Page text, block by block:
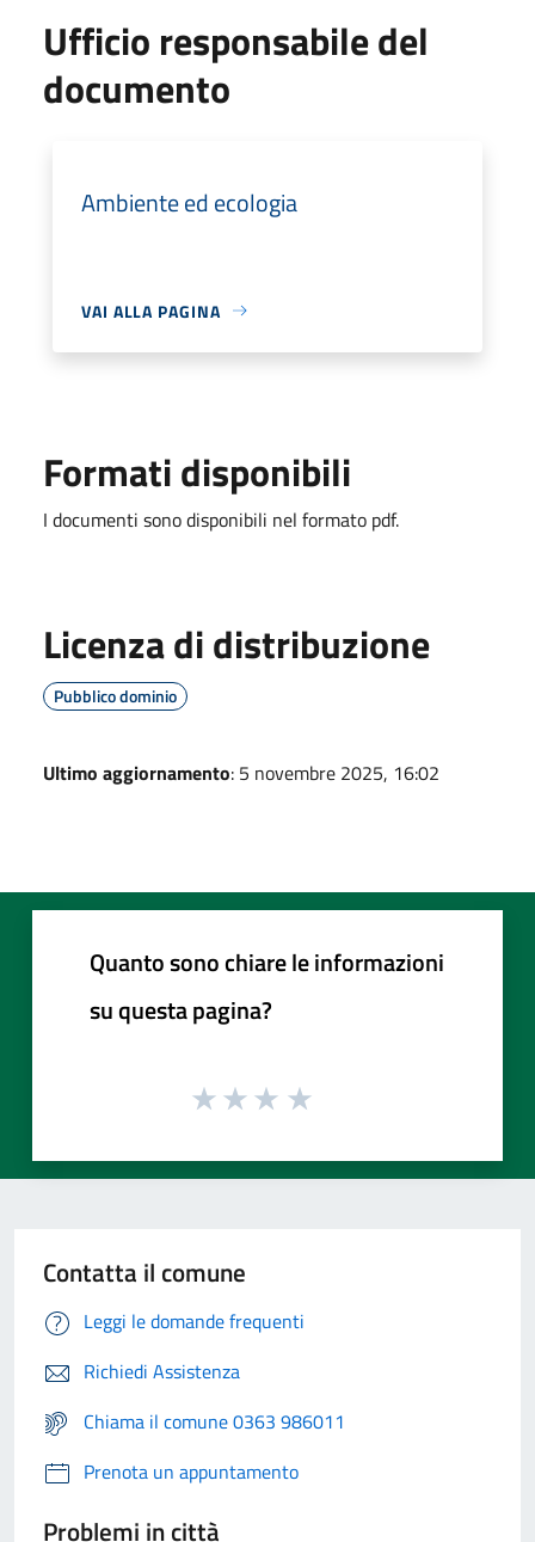
Ufficio responsabile del
documento
Ambiente ed ecologia
VAI ALLA PAGINA
Formati disponibili
I documenti sono disponibili nel formato pdf.
Licenza di distribuzione
Pubblico dominio
Ultimo aggiornamento: 5 novembre 2025, 16:02
Quanto sono chiare le informazioni
su questa pagina?
Contatta il comune
Leggi le domande frequenti
Richiedi Assistenza
Chiama il comune 0363 986011
Prenota un appuntamento
Problemi in città